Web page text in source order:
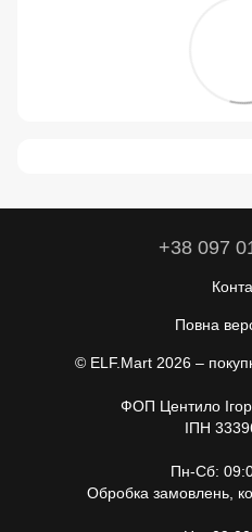
+38 097
Повна
© ELF.Mart 2026 –
ФОП Центило
ІПН
Пн-Сб:
Обробка замовлень,